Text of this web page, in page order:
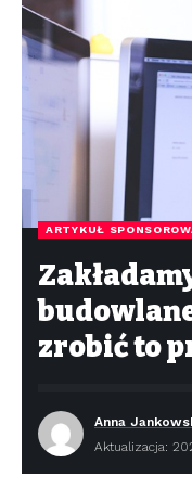
ARTYKUŁ
zrobić to
Anna
Aktualizacja: